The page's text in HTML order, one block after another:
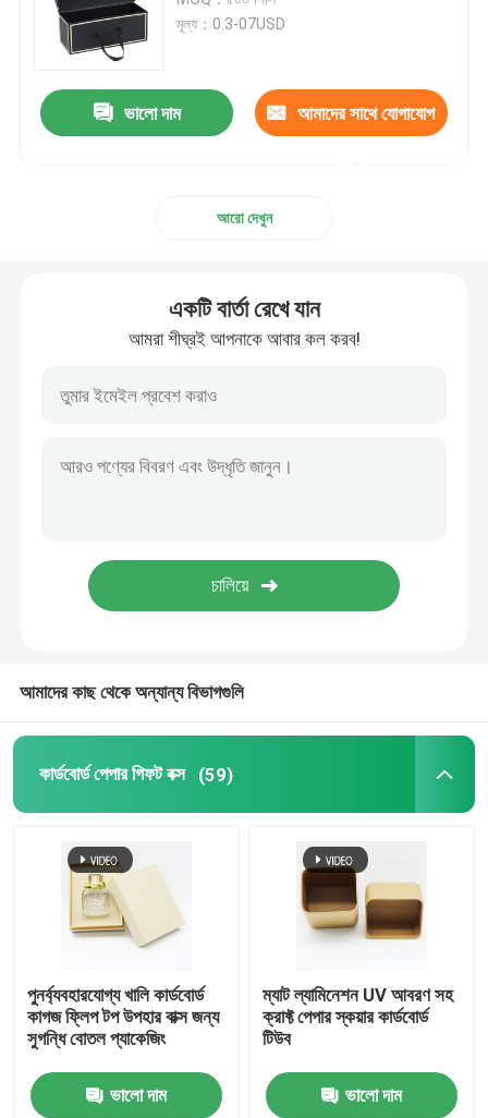
বিলাসবহুল কার্ডবোর্ড বক্স
পেপার টিউব প্যাকেজিং বক্স
সিগারেট প্যাকেজিং বক্স
Vape প্যাকেজিং বক্স
ঢেউতোলা পিচবোর্ড বক্স
পেপার টিউব কোর
মূল্য：0.3-07USD
ভালো দাম আমাদের সাথে যোগাযোগ
আরো দেখুন
একটি বার্তা রেখে যান
আমরা শীঘ্রই আপনাকে আবার কল করব!
আমাদের কাছ থেকে অন্যান্য বিভাগগুলি
কার্ডবোর্ড পেপার গিফট বক্স (59)
পুনর্ব্যবহারযোগ্য খালি কার্ডবোর্ড
কাগজ ফ্লিপ টপ উপহার বাক্স জন্য
সুগন্ধি বোতল প্যাকেজিং
ভালো দাম
ম্যাট ল্যামিনেশন UV আবরণ সহ
ক্রাফ্ট পেপার স্কয়ার কার্ডবোর্ড
টিউব
ভালো দাম